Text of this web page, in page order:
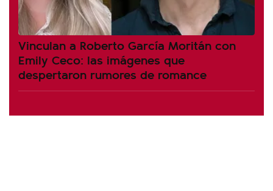
Vinculan a Roberto García Moritán con
Emily Ceco: las imágenes que
despertaron rumores de romance